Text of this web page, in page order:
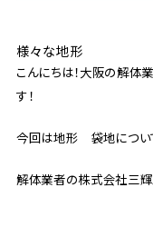
様々な地形
こんにちは！大阪の解
す！
今回は地形 袋地につい
解体業者の株式会社三輝